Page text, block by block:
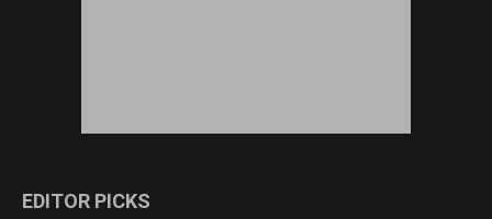
EDITOR PICKS